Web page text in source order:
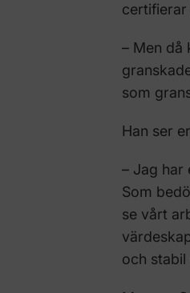
certifierar
– Men då
som
Han ser
– Jag har
Som
se vårt
och